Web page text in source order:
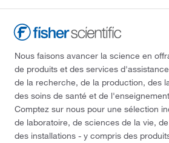
Nous faisons avancer la science en
de produits et des services
de la recherche, de la production, des
des soins de santé et de
Comptez sur nous pour une sélection
de laboratoire, de sciences de la vie,
des installations - y compris des